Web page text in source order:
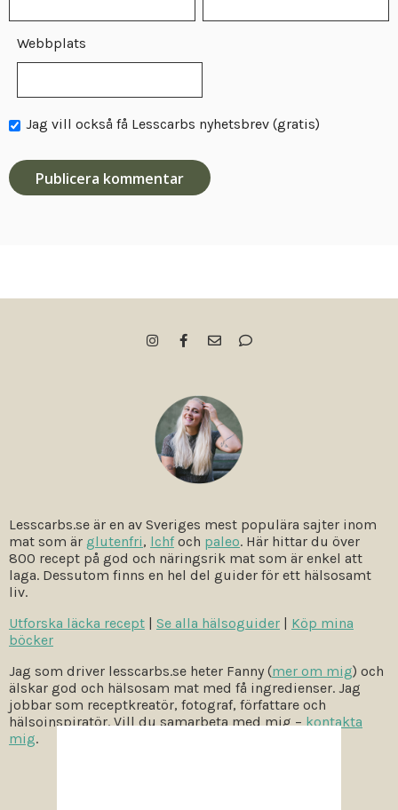
Webbplats
Jag vill också få Lesscarbs nyhetsbrev (gratis)
Lesscarbs.se är en av Sveriges mest populära sajter inom
mat som är glutenfri, lchfoch paleo. Här hittar du över
800 recept på god och näringsrik mat som är enkel att
laga. Dessutom finns en hel del guider för ett hälsosamt
liv.
Utforska läcka recept
Se alla hälsoguider
Köp mina
böcker
Jag som driver lesscarbs.se heter Fanny (mer om mig) och
älskar god och hälsosam mat med få ingredienser. Jag
jobbar som receptkreatör, fotograf, författare och
hälsoinspiratör. Vill du samarbeta med mig –kontakta
mig.